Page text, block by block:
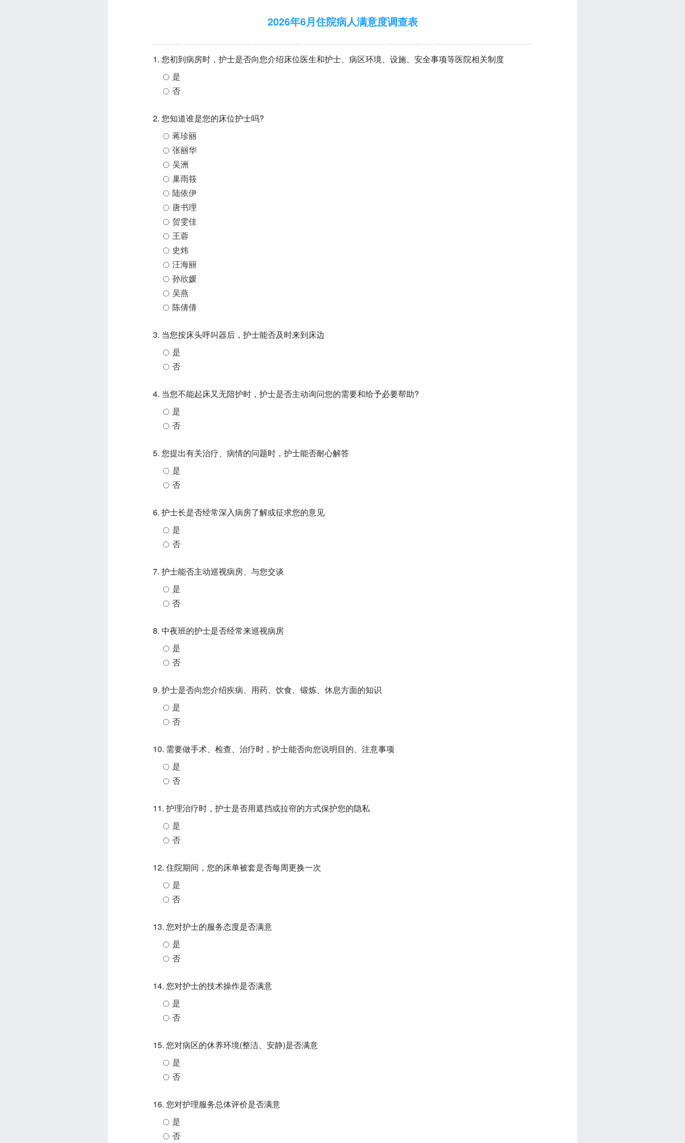
2026年6月住院病人满意度调查表
1. 您初到病房时，护士是否向您介绍床位医生和护士、病区环境、设施、安全事项等医院相关制度
是
否
2. 您知道谁是您的床位护士吗?
蒋珍丽
张丽华
吴洲
巢雨筱
陆依伊
唐书理
贺雯佳
王蓉
史炜
汪海丽
孙欣媛
吴燕
陈倩倩
3. 当您按床头呼叫器后，护士能否及时来到床边
是
否
4. 当您不能起床又无陪护时，护士是否主动询问您的需要和给予必要帮助?
是
否
5. 您提出有关治疗、病情的问题时，护士能否耐心解答
是
否
6. 护士长是否经常深入病房了解或征求您的意见
是
否
7. 护士能否主动巡视病房、与您交谈
是
否
8. 中夜班的护士是否经常来巡视病房
是
否
9. 护士是否向您介绍疾病、用药、饮食、锻炼、休息方面的知识
是
否
10. 需要做手术、检查、治疗时，护士能否向您说明目的、注意事项
是
否
11. 护理治疗时，护士是否用遮挡或拉帘的方式保护您的隐私
是
否
12. 住院期间，您的床单被套是否每周更换一次
是
否
13. 您对护士的服务态度是否满意
是
否
14. 您对护士的技术操作是否满意
是
否
15. 您对病区的休养环境(整洁、安静)是否满意
是
否
16. 您对护理服务总体评价是否满意
是
否